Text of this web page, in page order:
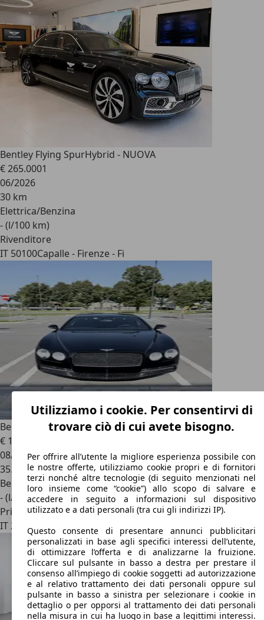
Bentley Flying SpurHybrid - NUOVA
€ 265.0001
06/2026
30 km
Elettrica/Benzina
- (l/100 km)
Rivenditore
IT 50100Capalle - Firenze - Fi
Bentley Flying SpurMulliner W12
€ 100.000
08/2013
35.000 km
Benzina
- (l/100 km)
Privato
IT 24040
Arzago D’adda
Utilizziamo i cookie. Per consentirvi di
trovare ciò di cui avete bisogno.
Per offrire all’utente la migliore esperienza possibile con
le nostre offerte, utilizziamo cookie propri e di fornitori
terzi nonché altre tecnologie (di seguito menzionati nel
loro insieme come “cookie”) allo scopo di salvare e
accedere in seguito a informazioni sul dispositivo
utilizzato e a dati personali (tra cui gli indirizzi IP).
Questo consente di presentare annunci pubblicitari
personalizzati in base agli specifici interessi dell’utente,
di ottimizzare l’offerta e di analizzarne la fruizione.
Cliccare sul pulsante in basso a destra per prestare il
consenso all’impiego di cookie soggetti ad autorizzazione
e al relativo trattamento dei dati personali oppure sul
pulsante in basso a sinistra per selezionare i cookie in
dettaglio o per opporsi al trattamento dei dati personali
nella misura in cui ha luogo in base a legittimi interessi.